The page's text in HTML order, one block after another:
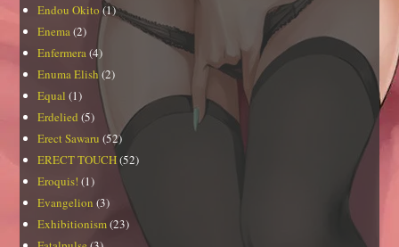
Endou Okito (1)
Enema(2)
Enfermera(4)
Enuma Elish(2)
Equal (1)
Erdelied (5)
Erect Sawaru (52)
ERECT TOUCH(52)
Eroquis! (1)
Evangelion (3)
Exhibitionism(23)